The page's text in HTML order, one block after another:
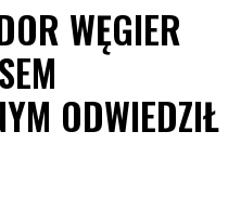
WĘGIER
ODWIEDZIŁ